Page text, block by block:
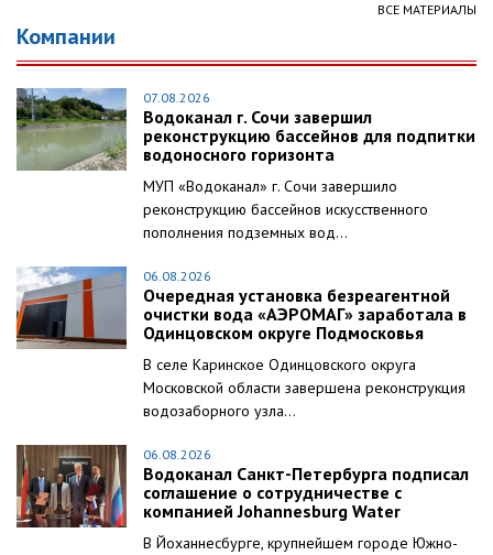
ВСЕ МАТЕРИАЛЫ
Компании
07.08.2026
Водоканал г. Сочи завершил
реконструкцию бассейнов для подпитки
водоносного горизонта
МУП «Водоканал» г. Сочи завершило
реконструкцию бассейнов искусственного
пополнения подземных вод...
06.08.2026
Очередная установка безреагентной
очистки вода «АЭРОМАГ» заработала в
Одинцовском округе Подмосковья
В селе Каринское Одинцовского округа
Московской области завершена реконструкция
водозаборного узла...
06.08.2026
Водоканал Санкт-Петербурга подписал
соглашение о сотрудничестве с
компанией Johannesburg Water
В Йоханнесбурге, крупнейшем городе Южно-